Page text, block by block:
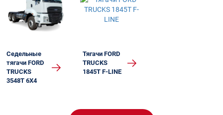
Седельные
тягачи FORD
TRUCKS
3548Т 6X4
Тягачи FORD
TRUCKS
1845T F-LINE